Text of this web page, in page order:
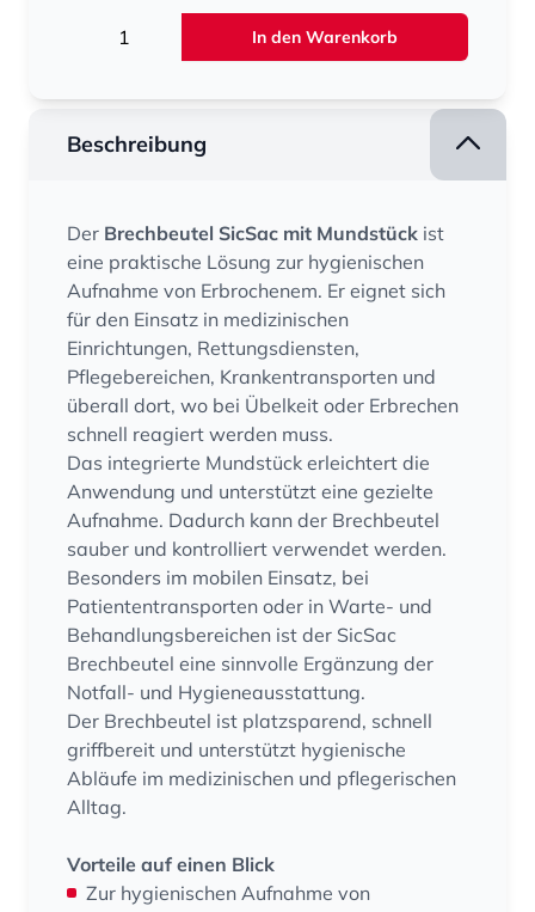
In den Warenkorb
Beschreibung
Der Brechbeutel SicSac mit Mundstück ist
eine praktische Lösung zur hygienischen
Aufnahme von Erbrochenem. Er eignet sich
für den Einsatz in medizinischen
Einrichtungen, Rettungsdiensten,
Pflegebereichen, Krankentransporten und
überall dort, wo bei Übelkeit oder Erbrechen
schnell reagiert werden muss.
Das integrierte Mundstück erleichtert die
Anwendung und unterstützt eine gezielte
Aufnahme. Dadurch kann der Brechbeutel
sauber und kontrolliert verwendet werden.
Besonders im mobilen Einsatz, bei
Patiententransporten oder in Warte- und
Behandlungsbereichen ist der SicSac
Brechbeutel eine sinnvolle Ergänzung der
Notfall- und Hygieneausstattung.
Der Brechbeutel ist platzsparend, schnell
griffbereit und unterstützt hygienische
Abläufe im medizinischen und pflegerischen
Alltag.
Vorteile auf einen Blick
Zur hygienischen Aufnahme von